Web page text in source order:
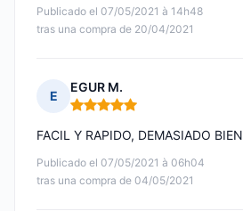
Publicado el 07/05/2021 à 14h48
tras una compra de 20/04/2021
E
EGUR M.
Nota: 5 de 5
Publicado el 07/05/2021 à 06h04
tras una compra de 04/05/2021
FACIL Y RAPIDO, DEMASIADO BIEN